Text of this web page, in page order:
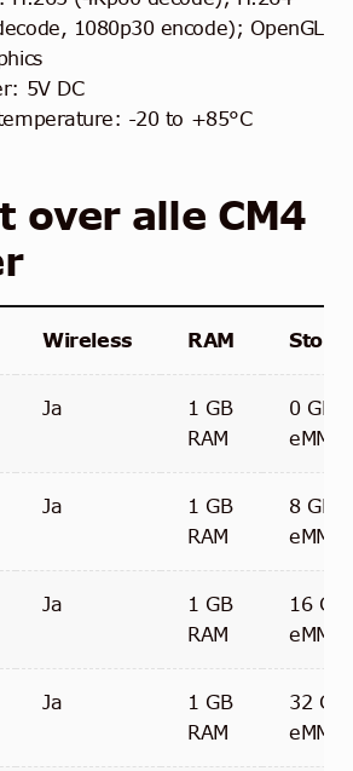
1080p30 encode); OpenGL
5V DC
-20 to +85°C
over alle CM4
Wireless RAM
Ja
1 GB
RAM
0 GB
eMMC
Ja
1 GB
RAM
8 GB
eMMC
Ja
1 GB
RAM
16 GB
eMMC
Ja
1 GB
RAM
32 GB
eMMC